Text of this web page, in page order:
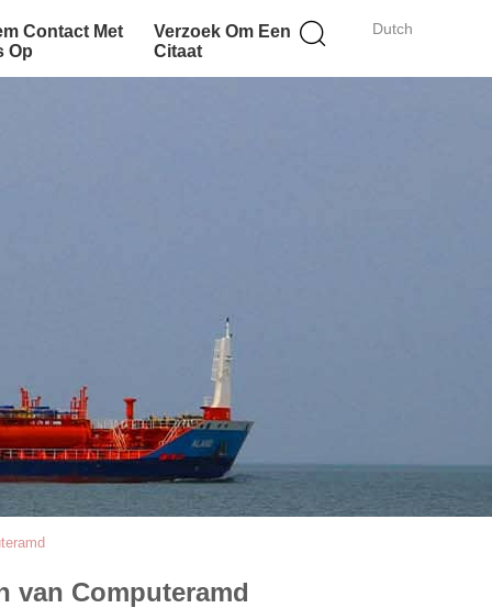
Dutch
Contact Met
Op
Verzoek Om Een
Citaat
van Computeramd